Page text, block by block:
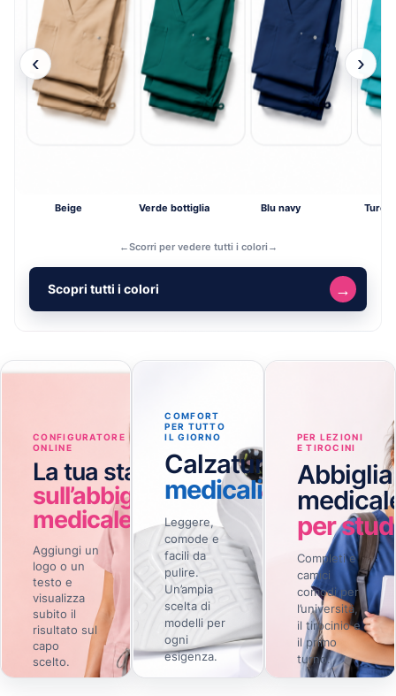
‹
Beige Verde bottiglia Blu navy
›
←Scorri per vedere tutti i colori →
Scopri tutti i colori →
CONFIGURATORE
ONLINE
La tua stampa
sull’abbigliamento
medicale
Aggiungi un
logo o un
testo e
visualizza
subito il
risultato sul
capo
scelto.
COMFORT
PER TUTTO
IL GIORNO
Calzature
medicali
Leggere,
comode e
facili da
pulire.
Un’ampia
scelta di
modelli per
ogni
esigenza.
PER LEZIONI
E TIROCINI
per
Completi e
camici
comodi per
l’università,
il tirocinio e
il primo
turno.